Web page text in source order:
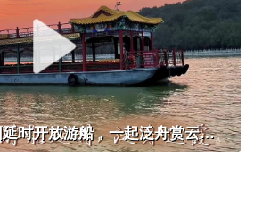
北京多家市属公园延时开放游船，一起泛舟赏云霞！